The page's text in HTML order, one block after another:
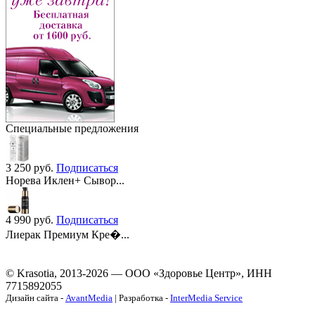
Специальные предложения
3 250 руб. Подписаться
Норева Иклен+ Сывор...
4 990 руб. Подписаться
Лиерак Премиум Кре�...
© Krasotia, 2013-2026 — ООО «Здоровье Центр», ИНН
7715892055
Дизайн сайта - AvantMedia | Разработка - InterMedia Service